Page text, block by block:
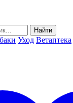
Найти
Уход Ветаптека